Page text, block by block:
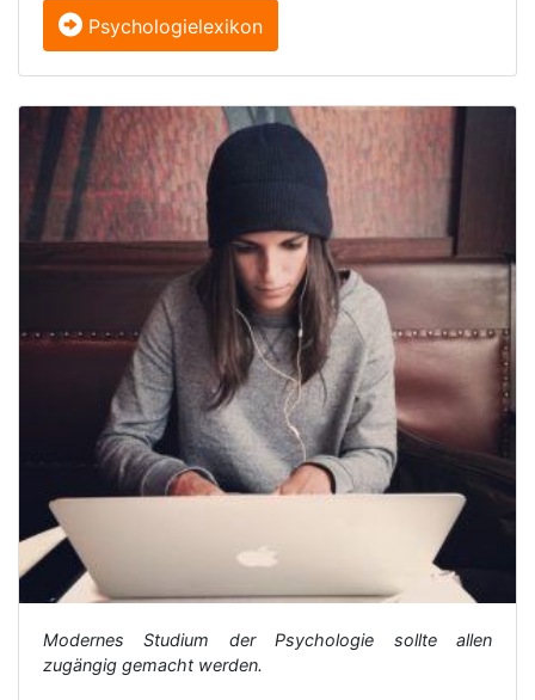
Psychologielexikon
Modernes Studium der Psychologie sollte allen
zugängig gemacht werden.